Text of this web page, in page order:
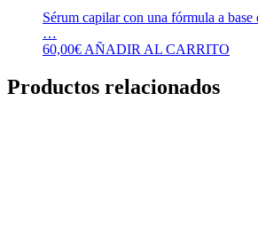
Sérum capilar con una fórmula a base
…
60,00€ AÑADIR AL CARRITO
Productos relacionados